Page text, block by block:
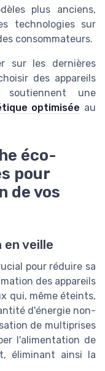
plus anciens,
technologies sur
consommateurs.
sur les dernières
des appareils
une
optimisée au
éco-
pour
de vos
veille
pour réduire sa
des appareils
qui, même éteints,
d'énergie non-
de multiprises
l'alimentation de
éliminant ainsi la